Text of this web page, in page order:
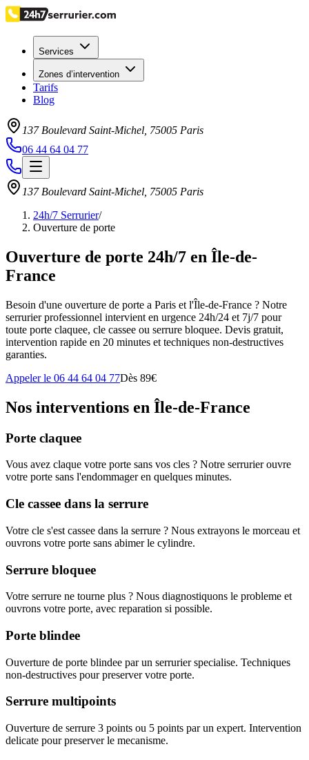
Services
Zones d’intervention
Tarifs
Blog
137 Boulevard Saint-Michel 75005 Paris
06 44 64 04 77
137 Boulevard Saint-Michel 75005 Paris
24h/7 Serrurier/
Ouverture de porte
Ouverture de porte 24h/7 en Île-de-
France
Besoin d'une ouverture de porte a Paris et l'Île-de-France ? Notre
serrurier professionnel intervient en urgence 24h/24 et 7j/7 pour
toute porte claquee, cle cassee ou serrure bloquee. Devis gratuit,
intervention rapide en 20 minutes et techniques non-destructives
garanties.
Appeler le 06 44 64 04 77Dès 89€
Nos interventions en Île-de-France
Porte claquee
Vous avez claque votre porte sans vos cles ? Notre serrurier ouvre
votre porte sans l'endommager en quelques minutes.
Cle cassee dans la serrure
Votre cle s'est cassee dans la serrure ? Nous extrayons le morceau et
ouvrons votre porte sans abimer le cylindre.
Serrure bloquee
Votre serrure ne tourne plus ? Nous diagnostiquons le probleme et
ouvrons votre porte, avec reparation si possible.
Porte blindee
Ouverture de porte blindee par un serrurier specialise. Techniques
non-destructives pour preserver votre porte.
Serrure multipoints
Ouverture de serrure 3 points ou 5 points par un expert. Intervention
delicate pour preserver le mecanisme.